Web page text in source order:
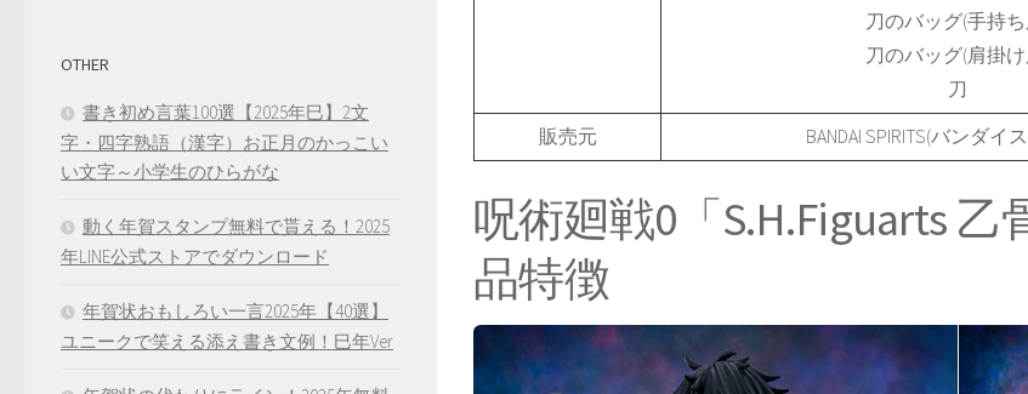
刀のバッグ(手持ち
刀のバッグ(肩掛け
刀
販売元 BANDAI SPIRITS(バンダイ
呪術廻戦0「S.H.Figuarts 乙
品特徴
OTHER
書き初め言葉100選【2025年巳】2文
字・四字熟語（漢字）お正月のかっこい
い文字～小学生のひらがな
動く年賀スタンプ無料で貰える！2025
年LINE公式ストアでダウンロード
年賀状おもしろい一言2025年【40選】
ユニークで笑える添え書き文例！巳年Ver